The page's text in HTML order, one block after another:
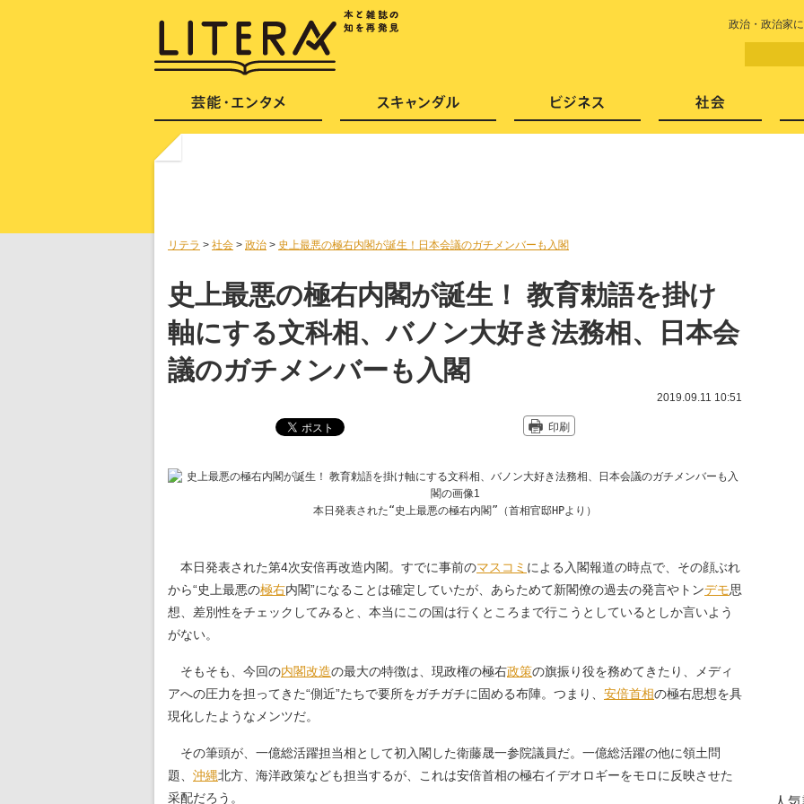
政治・政治家
リテラ > 社会 > 政治 > 史上最悪の極右内閣が誕生！日本会議のガチメンバーも入閣
史上最悪の極右内閣が誕生！ 教育勅語を掛け
軸にする文科相、バノン大好き法務相、日本会
議のガチメンバーも入閣
2019.09.11 10:51
印刷
本日発表された“史上最悪の極右内閣”（首相官邸HPより）
本日発表された第4次安倍再改造内閣。すでに事前のマスコミ による入閣報道の時点で、その顔ぶれ
から“史上最悪の極右内閣”になることは確定していたが、あらためて新閣僚の過去の発言やトンデモ思
想、差別性をチェックしてみると、本当にこの国は行くところまで行こうとしているとしか言いよう
がない。
そもそも、今回の内閣改造の最大の特徴は、現政権の極右政策の旗振り役を務めてきたり、メディ
アへの圧力を担ってきた“側近”たちで要所をガチガチに固める布陣。つまり、 安倍首相の極右思想を具
現化したようなメンツだ。
その筆頭が、一億総活躍担当相として初入閣した衛藤晟一参院議員だ。一億総活躍の他に領土問
題、 沖縄北方、海洋政策なども担当するが、これは安倍首相の極右イデオロギーをモロに反映させた
采配だろう。
芸能・エンタメ スキャンダル